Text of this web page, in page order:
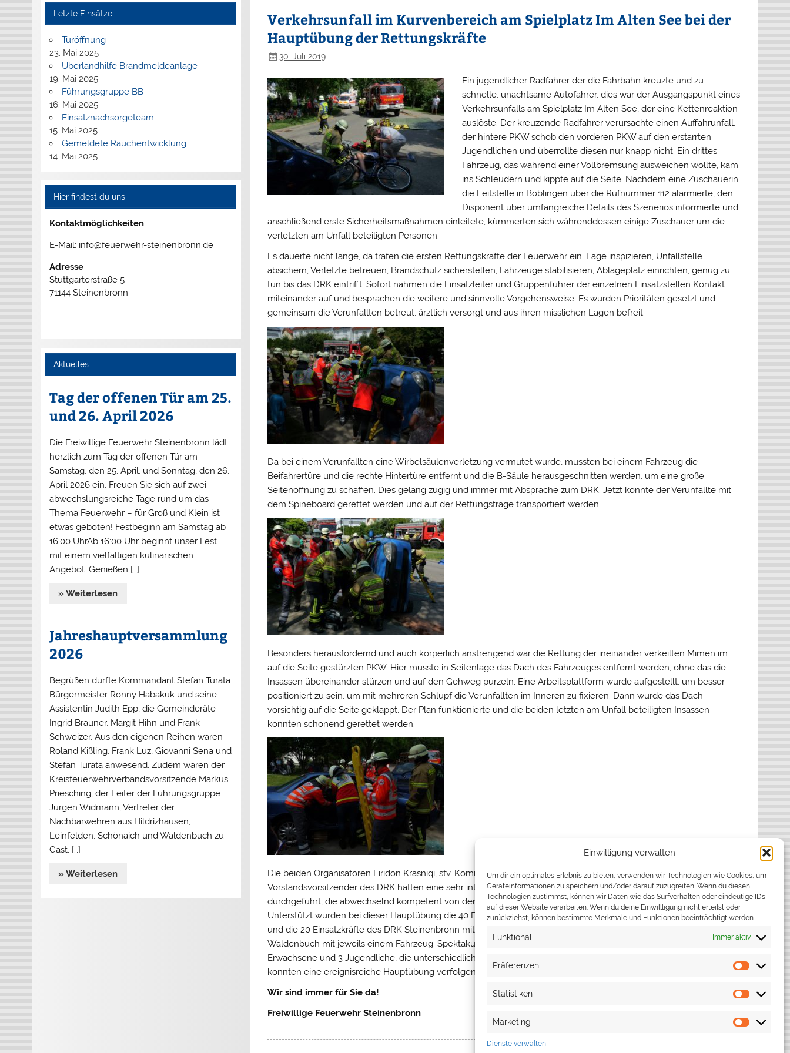
Einwilligung verwalten
Um dir ein optimales Erlebnis zu bieten, verwenden wir Technologien wie Cookies, um
Geräteinformationen zu speichern und/oder darauf zuzugreifen. Wenn du diesen
Technologien zustimmst, können wir Daten wie das Surfverhalten oder eindeutige IDs
auf dieser Website verarbeiten. Wenn du deine Einwillligung nicht erteilst oder
zurückziehst, können bestimmte Merkmale und Funktionen beeinträchtigt werden.
Funktional Immer aktiv
Präferenzen
Statistiken
Marketing Marketing
Dienste verwalten
Verkehrsunfall im Kurvenbereich am Spielplatz Im Alten See bei der
Hauptübung der Rettungskräfte
30. Juli 2019
Ein jugendlicher Radfahrer der die Fahrbahn kreuzte und zu
schnelle, unachtsame Autofahrer, dies war der Ausgangspunkt eines
Verkehrsunfalls am Spielplatz Im Alten See, der eine Kettenreaktion
auslöste. Der kreuzende Radfahrer verursachte einen Auffahrunfall,
der hintere PKW schob den vorderen PKW auf den erstarrten
Jugendlichen und überrollte diesen nur knapp nicht. Ein drittes
Fahrzeug, das während einer Vollbremsung ausweichen wollte, kam
ins Schleudern und kippte auf die Seite. Nachdem eine Zuschauerin
die Leitstelle in Böblingen über die Rufnummer 112 alarmierte, den
Disponent über umfangreiche Details des Szenerios informierte und
anschließend erste Sicherheitsmaßnahmen einleitete, kümmerten sich währenddessen einige Zuschauer um die
verletzten am Unfall beteiligten Personen.
Es dauerte nicht lange, da trafen die ersten Rettungskräfte der Feuerwehr ein. Lage inspizieren, Unfallstelle
absichern, Verletzte betreuen, Brandschutz sicherstellen, Fahrzeuge stabilisieren, Ablageplatz einrichten, genug zu
tun bis das DRK eintrifft. Sofort nahmen die Einsatzleiter und Gruppenführer der einzelnen Einsatzstellen Kontakt
miteinander auf und besprachen die weitere und sinnvolle Vorgehensweise. Es wurden Prioritäten gesetzt und
gemeinsam die Verunfallten betreut, ärztlich versorgt und aus ihren misslichen Lagen befreit.
Da bei einem Verunfallten eine Wirbelsäulenverletzung vermutet wurde, mussten bei einem Fahrzeug die
Beifahrertüre und die rechte Hintertüre entfernt und die B-Säule herausgeschnitten werden, um eine große
Seitenöffnung zu schaffen. Dies gelang zügig und immer mit Absprache zum DRK. Jetzt konnte der Verunfallte mit
dem Spineboard gerettet werden und auf der Rettungstrage transportiert werden.
Besonders herausfordernd und auch körperlich anstrengend war die Rettung der ineinander verkeilten Mimen im
auf die Seite gestürzten PKW. Hier musste in Seitenlage das Dach des Fahrzeuges entfernt werden, ohne das die
Insassen übereinander stürzen und auf den Gehweg purzeln. Eine Arbeitsplattform wurde aufgestellt, um besser
positioniert zu sein, um mit mehreren Schlupf die Verunfallten im Inneren zu fixieren. Dann wurde das Dach
vorsichtig auf die Seite geklappt. Der Plan funktionierte und die beiden letzten am Unfall beteiligten Insassen
konnten schonend gerettet werden.
Die beiden Organisatoren Liridon Krasniqi, stv. Kommandant der Feuerwehr und Norbert Belz, stv.
Vorstandsvorsitzender des DRK hatten eine sehr interessante und informative Hauptübung geplant und
durchgeführt, die abwechselnd kompetent von den beiden Moderatoren des DRK und Feuerwehr begleitet wurde.
Unterstützt wurden bei dieser Hauptübung die 40 Einsatzkräfte der Steinenbronner Feuerwehr mit allen Fahrzeugen
und die 20 Einsatzkräfte des DRK Steinenbronn mit 3 Fahrzeugen ausschließlich vom DRK Schönaich und
Waldenbuch mit jeweils einem Fahrzeug. Spektakulär waren auch die sehr realistisch geschminkten Mimen, 7
Erwachsene und 3 Jugendliche, die unterschiedliche Verletzungsmuster vorzeigten. Die zahlreichen Zuschauer
konnten eine ereignisreiche Hauptübung verfolgen. Vielen Dank für Ihr Interesse!
Wir sind immer für Sie da!
Freiwillige Feuerwehr Steinenbronn
Letzte Einsätze
Türöffnung
23. Mai 2025
Überlandhilfe Brandmeldeanlage
19. Mai 2025
Führungsgruppe BB
16. Mai 2025
Einsatznachsorgeteam
15. Mai 2025
Gemeldete Rauchentwicklung
14. Mai 2025
Hier findest du uns
Kontaktmöglichkeiten
E-Mail: info@feuerwehr-steinenbronn.de
Adresse
Stuttgarterstraße 5
71144 Steinenbronn
Aktuelles
Tag der offenen Tür am 25.
und 26. April 2026
Die Freiwillige Feuerwehr Steinenbronn lädt
herzlich zum Tag der offenen Tür am
Samstag, den 25. April, und Sonntag, den 26.
April 2026 ein. Freuen Sie sich auf zwei
abwechslungsreiche Tage rund um das
Thema Feuerwehr – für Groß und Klein ist
etwas geboten! Festbeginn am Samstag ab
16:00 UhrAb 16:00 Uhr beginnt unser Fest
mit einem vielfältigen kulinarischen
Angebot. Genießen […]
» Weiterlesen
Jahreshauptversammlung
2026
Begrüßen durfte Kommandant Stefan Turata
Bürgermeister Ronny Habakuk und seine
Assistentin Judith Epp, die Gemeinderäte
Ingrid Brauner, Margit Hihn und Frank
Schweizer. Aus den eigenen Reihen waren
Roland Kißling, Frank Luz, Giovanni Sena und
Stefan Turata anwesend. Zudem waren der
Kreisfeuerwehrverbandsvorsitzende Markus
Priesching, der Leiter der Führungsgruppe
Jürgen Widmann, Vertreter der
Nachbarwehren aus Hildrizhausen,
Leinfelden, Schönaich und Waldenbuch zu
Gast. […]
» Weiterlesen